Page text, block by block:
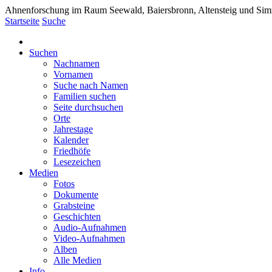
Ahnenforschung im Raum Seewald, Baiersbronn, Altensteig und
Startseite Suche
Suchen
Nachnamen
Vornamen
Suche nach Namen
Familien suchen
Seite durchsuchen
Orte
Jahrestage
Kalender
Friedhöfe
Lesezeichen
Medien
Fotos
Dokumente
Grabsteine
Geschichten
Audio-Aufnahmen
Video-Aufnahmen
Alben
Alle Medien